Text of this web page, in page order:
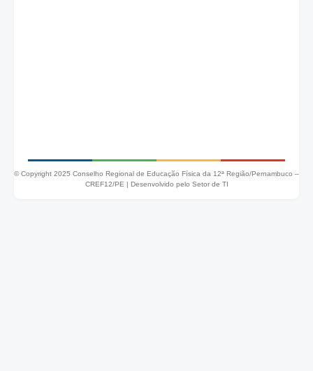
© Copyright 2025 Conselho Regional de Educação Física da 12ª Região/Pernambuco –
CREF12/PE | Desenvolvido pelo Setor de TI